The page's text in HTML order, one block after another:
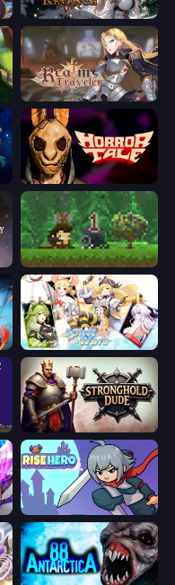
Immortals Revenge
Realm Traveler
Horror Tale
Aground
Spirit Wars
Stronghold Dude
Rise Hero